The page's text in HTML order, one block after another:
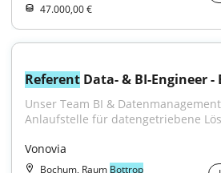
47.000,00 €
Referent Data- & BI-Engineer
Unser Team BI &
Anlaufstelle für datengetriebene
Vonovia
Bochum, Raum Bottrop